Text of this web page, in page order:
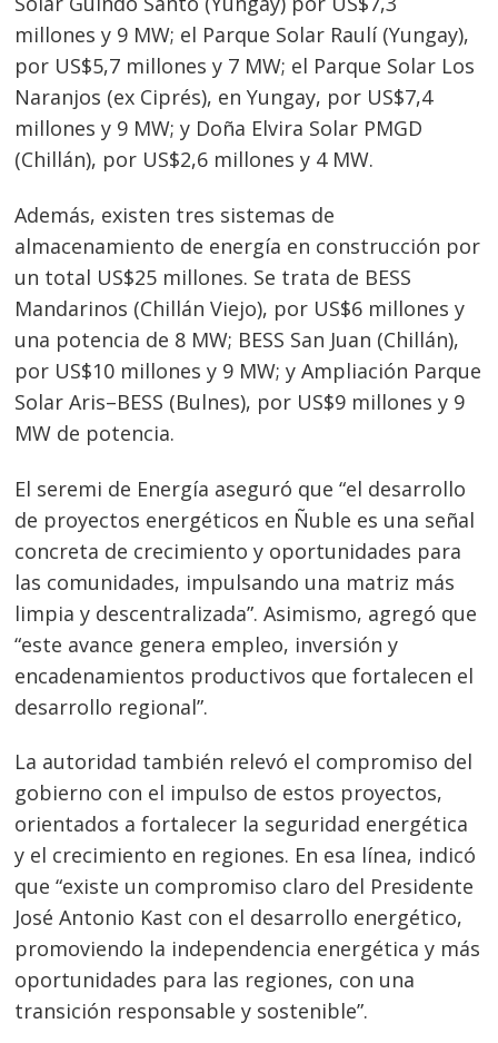
millones y 9 MW; el Parque Solar Raulí (Yungay),
por US$5,7 millones y 7 MW; el Parque Solar Los
Naranjos (ex Ciprés), en Yungay, por US$7,4
millones y 9 MW; y Doña Elvira Solar PMGD
(Chillán), por US$2,6 millones y 4 MW.
Además, existen tres sistemas de
almacenamiento de energía en construcción por
un total US$25 millones. Se trata de BESS
Mandarinos (Chillán Viejo), por US$6 millones y
una potencia de 8 MW; BESS San Juan (Chillán),
por US$10 millones y 9 MW; y Ampliación Parque
Solar Aris–BESS (Bulnes), por US$9 millones y 9
MW de potencia.
El seremi de Energía aseguró que “el desarrollo
de proyectos energéticos en Ñuble es una señal
concreta de crecimiento y oportunidades para
las comunidades, impulsando una matriz más
limpia y descentralizada”. Asimismo, agregó que
“este avance genera empleo, inversión y
encadenamientos productivos que fortalecen el
desarrollo regional”.
La autoridad también relevó el compromiso del
gobierno con el impulso de estos proyectos,
orientados a fortalecer la seguridad energética
y el crecimiento en regiones. En esa línea, indicó
que “existe un compromiso claro del Presidente
José Antonio Kast con el desarrollo energético,
promoviendo la independencia energética y más
oportunidades para las regiones, con una
transición responsable y sostenible”.